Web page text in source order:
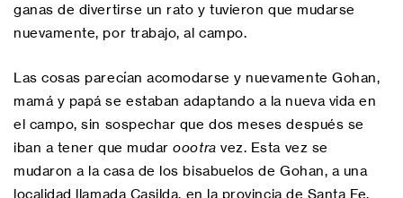
ganas de divertirse un rato y tuvieron que mudarse
nuevamente, por trabajo, al campo.
Las cosas parecían acomodarse y nuevamente Gohan,
mamá y papá se estaban adaptando a la nueva vida en
el campo, sin sospechar que dos meses después se
iban a tener que mudaroootra vez. Esta vez se
mudaron a la casa de los bisabuelos de Gohan, a una
localidad llamada Casilda, en la provincia de Santa Fe.